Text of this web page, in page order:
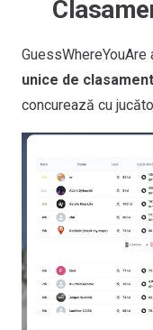
GuessWhereYouAre
unice de
concurează cu